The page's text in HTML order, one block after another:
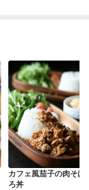
カフェ風茄子の肉そぼ
ろ丼